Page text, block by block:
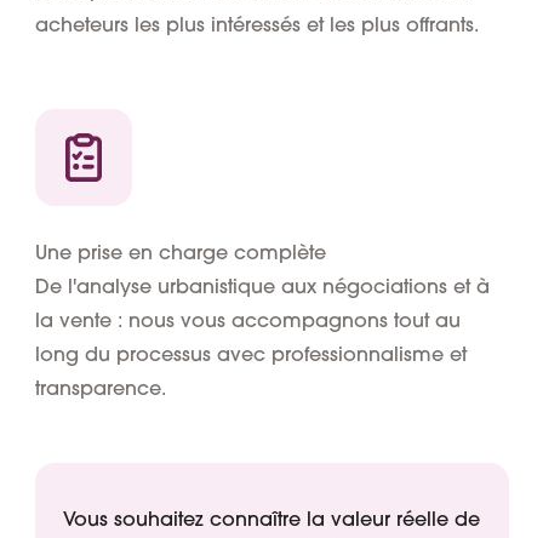
acheteurs les plus intéressés et les plus offrants.
Une prise en charge complète
De l'analyse urbanistique aux négociations et à
la vente : nous vous accompagnons tout au
long du processus avec professionnalisme et
transparence.
Vous souhaitez connaître la valeur réelle de